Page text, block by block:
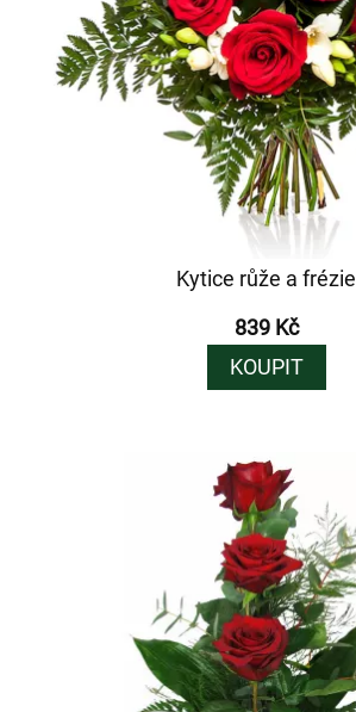
Kytice růže a frézie
839 Kč
KOUPIT